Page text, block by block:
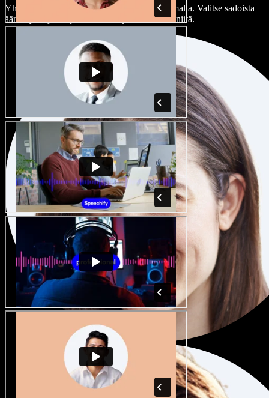
Yhdenkään projektin ei tarvitse kuulostaa samalta. Valitse sadoista
ääninäyttelijöistä ja aksenteista ja hienosäädä niitä.